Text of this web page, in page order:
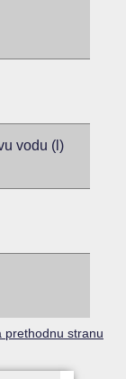
vodu (l)
prethodnu stranu